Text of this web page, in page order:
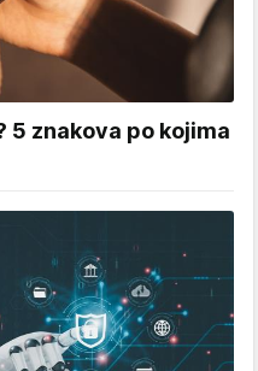
5 znakova po kojima